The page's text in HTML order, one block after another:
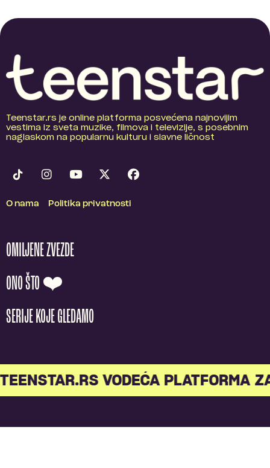
Teenstar.rs je online platforma posvećena najnovijim
vestima iz sveta muzike, filmova i televizije, s posebnim
naglaskom na popularnu kulturu i slavne ličnost
O nama Politika privatnosti
OMILJENE ZVEZDE
ONO ŠTO ❤️
SERIJE KOJE GLEDAMO
VODEĆA PLATFORMA